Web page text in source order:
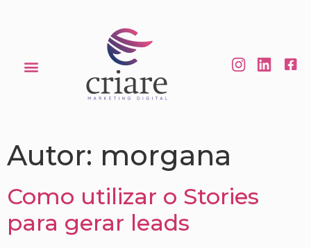
Autor: morgana
Como utilizar o Stories
para gerar leads